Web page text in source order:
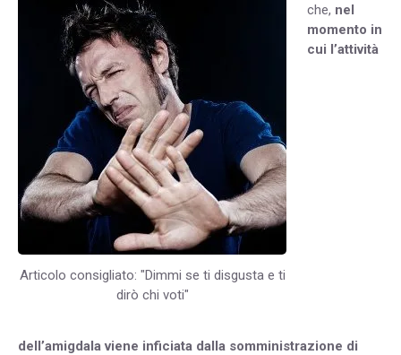
Articolo consigliato: "Dimmi se ti disgusta e ti
dirò chi voti"
che, nel
momento in
cui l’attività
dell’amigdala viene inficiata dalla somministrazione di